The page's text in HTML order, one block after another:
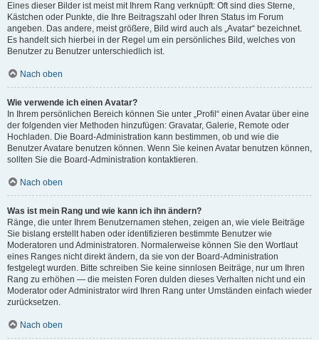
Eines dieser Bilder ist meist mit Ihrem Rang verknüpft: Oft sind dies Sterne,
Kästchen oder Punkte, die Ihre Beitragszahl oder Ihren Status im Forum
angeben. Das andere, meist größere, Bild wird auch als „Avatar“ bezeichnet.
Es handelt sich hierbei in der Regel um ein persönliches Bild, welches von
Benutzer zu Benutzer unterschiedlich ist.
Nach oben
Wie verwende ich einen Avatar?
In Ihrem persönlichen Bereich können Sie unter „Profil“ einen Avatar über eine
der folgenden vier Methoden hinzufügen: Gravatar, Galerie, Remote oder
Hochladen. Die Board-Administration kann bestimmen, ob und wie die
Benutzer Avatare benutzen können. Wenn Sie keinen Avatar benutzen können,
sollten Sie die Board-Administration kontaktieren.
Nach oben
Was ist mein Rang und wie kann ich ihn ändern?
Ränge, die unter Ihrem Benutzernamen stehen, zeigen an, wie viele Beiträge
Sie bislang erstellt haben oder identifizieren bestimmte Benutzer wie
Moderatoren und Administratoren. Normalerweise können Sie den Wortlaut
eines Ranges nicht direkt ändern, da sie von der Board-Administration
festgelegt wurden. Bitte schreiben Sie keine sinnlosen Beiträge, nur um Ihren
Rang zu erhöhen — die meisten Foren dulden dieses Verhalten nicht und ein
Moderator oder Administrator wird Ihren Rang unter Umständen einfach wieder
zurücksetzen.
Nach oben